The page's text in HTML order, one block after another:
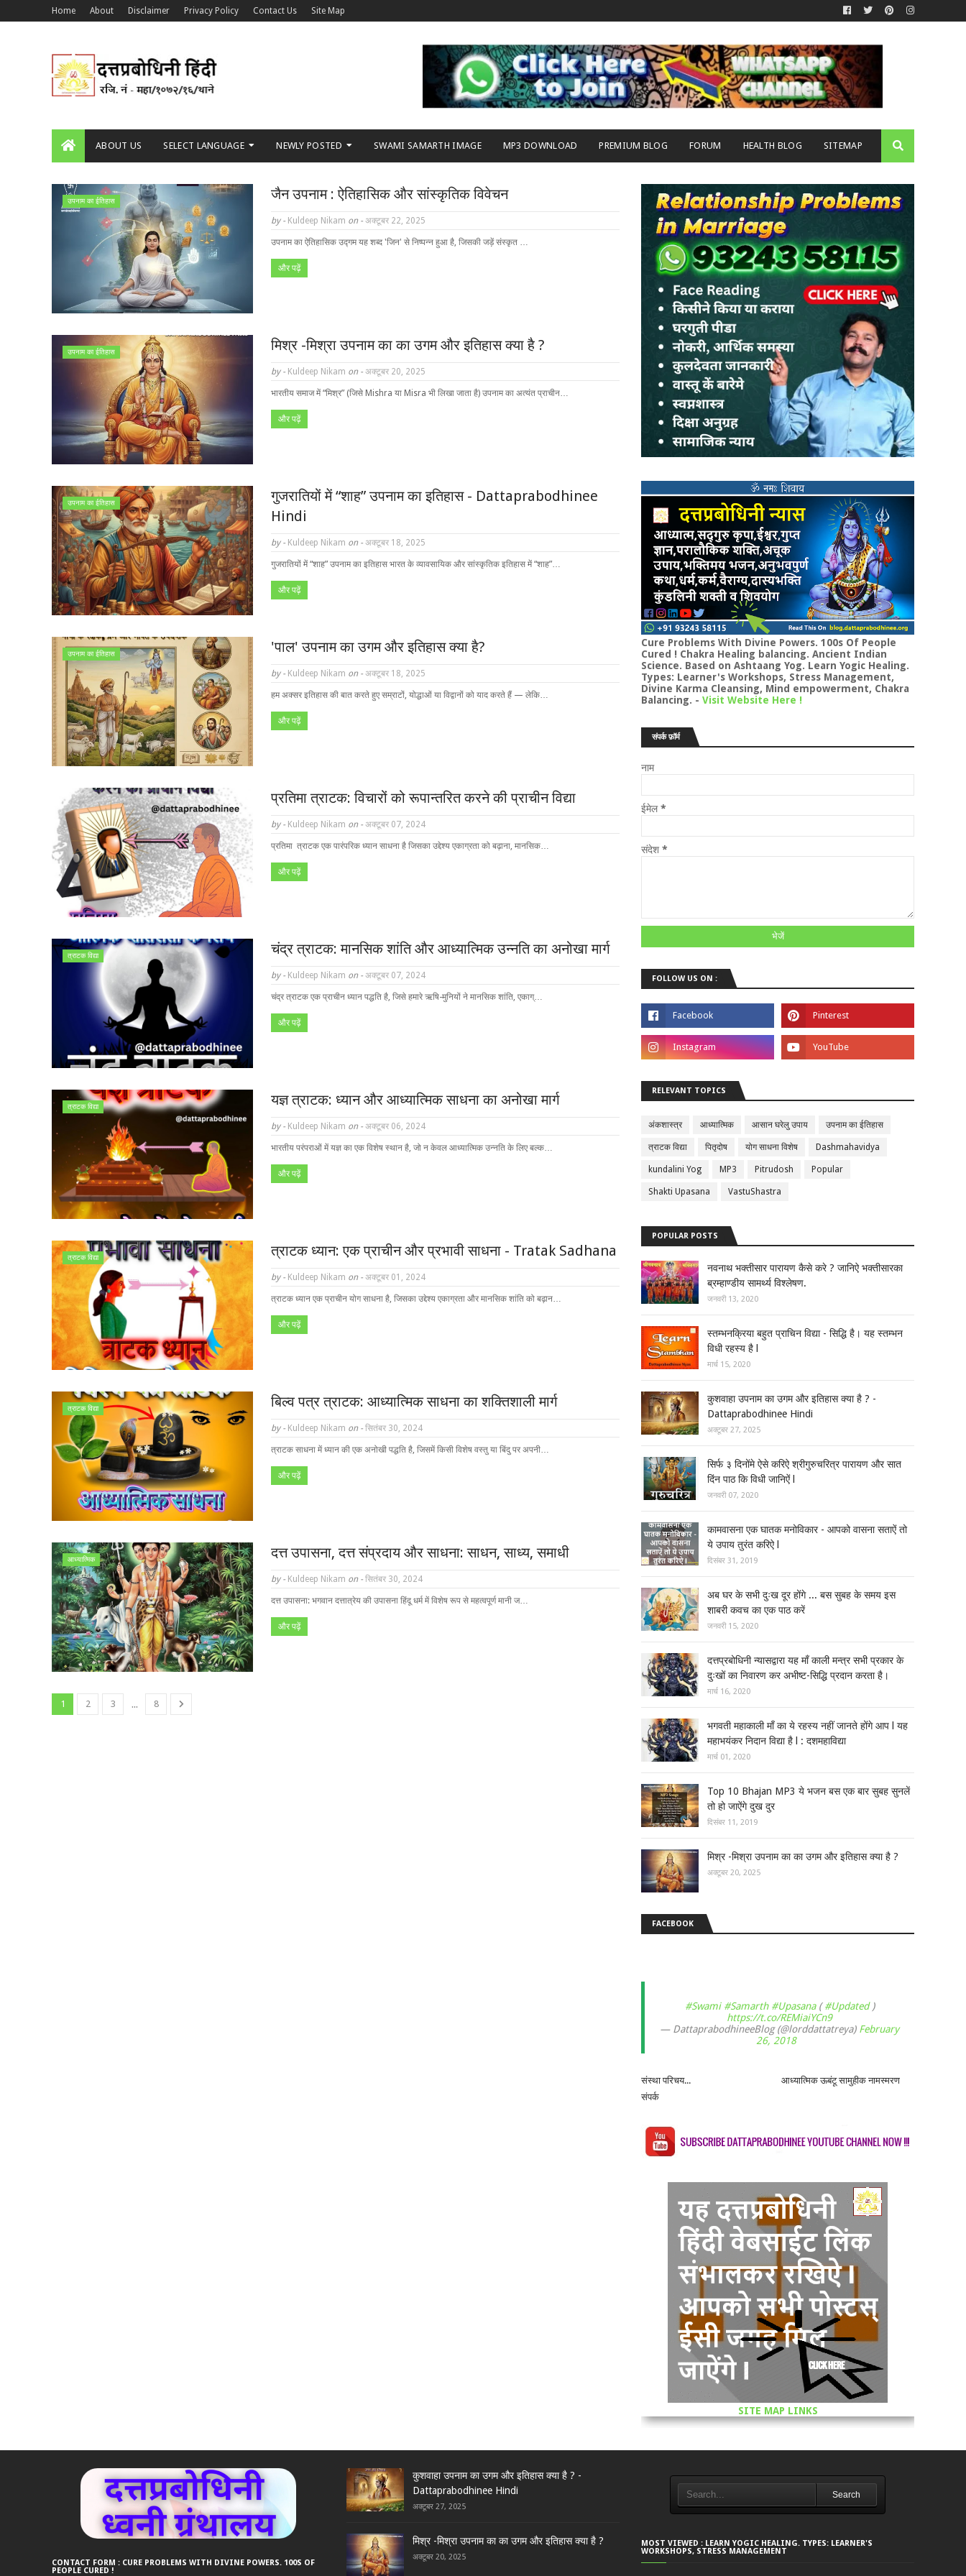
Home About Disclaimer Privacy Policy Contact Us Site Map
ABOUT US SELECT LANGUAGE NEWLY POSTED SWAMI SAMARTH IMAGE MP3 DOWNLOAD PREMIUM BLOG FORUM HEALTH BLOG SITEMAP
उपनाम का ईतिहास जैन उपनाम : ऐतिहासिक और सांस्कृतिक विवेचन
by - Kuldeep Nikam on - अक्टूबर 22, 2025
उपनाम का ऐतिहासिक उद्गम यह शब्द 'जिन' से निष्पन्न हुआ है, जिसकी जड़ें संस्कृत …
और पढ़ें
उपनाम का ईतिहास मिश्र -मिश्रा उपनाम का का उगम और इतिहास क्या है ?
by - Kuldeep Nikam on - अक्टूबर 20, 2025
भारतीय समाज में “मिश्र” (जिसे Mishra या Misra भी लिखा जाता है) उपनाम का अत्यंत प्राचीन…
और पढ़ें
उपनाम का ईतिहास
गुजरातियों में “शाह” उपनाम का इतिहास - Dattaprabodhinee
Hindi
by - Kuldeep Nikam on - अक्टूबर 18, 2025
गुजरातियों में “शाह” उपनाम का इतिहास भारत के व्यावसायिक और सांस्कृतिक इतिहास में “शाह”…
और पढ़ें
उपनाम का ईतिहास 'पाल' उपनाम का उगम और इतिहास क्या है?
by - Kuldeep Nikam on - अक्टूबर 18, 2025
हम अक्सर इतिहास की बात करते हुए सम्राटों, योद्धाओं या विद्वानों को याद करते हैं — लेकि…
और पढ़ें
प्रतिमा त्राटक: विचारों को रूपान्तरित करने की प्राचीन विद्या
by - Kuldeep Nikam on - अक्टूबर 07, 2024
प्रतिमा त्राटक एक पारंपरिक ध्यान साधना है जिसका उद्देश्य एकाग्रता को बढ़ाना, मानसिक…
और पढ़ें
त्राटक विद्या चंद्र त्राटक: मानसिक शांति और आध्यात्मिक उन्नति का अनोखा मार्ग
by - Kuldeep Nikam on - अक्टूबर 07, 2024
चंद्र त्राटक एक प्राचीन ध्यान पद्धति है, जिसे हमारे ऋषि-मुनियों ने मानसिक शांति, एकाग्…
और पढ़ें
त्राटक विद्या यज्ञ त्राटक: ध्यान और आध्यात्मिक साधना का अनोखा मार्ग
by - Kuldeep Nikam on - अक्टूबर 06, 2024
भारतीय परंपराओं में यज्ञ का एक विशेष स्थान है, जो न केवल आध्यात्मिक उन्नति के लिए बल्क…
और पढ़ें
त्राटक विद्या त्राटक ध्यान: एक प्राचीन और प्रभावी साधना - Tratak Sadhana
by - Kuldeep Nikam on - अक्टूबर 01, 2024
त्राटक ध्यान एक प्राचीन योग साधना है, जिसका उद्देश्य एकाग्रता और मानसिक शांति को बढ़ान…
और पढ़ें
त्राटक विद्या बिल्व पत्र त्राटक: आध्यात्मिक साधना का शक्तिशाली मार्ग
by - Kuldeep Nikam on - सितंबर 30, 2024
त्राटक साधना में ध्यान की एक अनोखी पद्धति है, जिसमें किसी विशेष वस्तु या बिंदु पर अपनी…
और पढ़ें
आध्यात्मिक दत्त उपासना, दत्त संप्रदाय और साधना: साधन, साध्य, समाधी
by - Kuldeep Nikam on - सितंबर 30, 2024
दत्त उपासना: भगवान दत्तात्रेय की उपासना हिंदू धर्म में विशेष रूप से महत्वपूर्ण मानी ज…
और पढ़ें
1 2 3 ... 8
Cure Problems With Divine Powers. 100s Of People
Cured ! Chakra Healing balancing. Ancient Indian
Science. Based on Ashtaang Yog. Learn Yogic Healing.
Types: Learner's Workshops, Stress Management,
Divine Karma Cleansing, Mind empowerment, Chakra
Balancing. - Visit Website Here !
संपर्क फ़ॉर्म
नाम
ईमेल*
संदेश *
FOLLOW US ON :
RELEVANT TOPICS
अंकशास्त्र आध्यात्मिक आसान घरेलु उपाय उपनाम का ईतिहास
त्राटक विद्या पितृदोष योग साधना विशेष Dashmahavidya
kundalini Yog MP3 Pitrudosh Popular
Shakti Upasana VastuShastra
POPULAR POSTS
नवनाथ भक्तीसार पारायण कैसे करे ? जानिऐ भक्तीसारका
ब्रम्हाण्डीय सामर्थ्य विश्लेषण.
जनवरी 13, 2020
स्तम्भनक्रिया बहुत प्राचिन विद्या - सिद्धि है। यह स्तम्भन
विधी रहस्य है l
मार्च 15, 2020
कुशवाहा उपनाम का उगम और इतिहास क्या है ? -
Dattaprabodhinee Hindi
अक्टूबर 27, 2025
सिर्फ ३ दिनोंमे ऐसे करिऐ श्रीगुरुचरित्र पारायण और सात
दिंन पाठ कि विधी जानिऐं l
जनवरी 07, 2020
कामवासना एक घातक मनोविकार - आपको वासना सताऐं तो
ये उपाय तुरंत करिऐ l
दिसंबर 31, 2019
अब घर के सभी दुःख दूर होंगे ... बस सुबह के समय इस
शाबरी कवच का एक पाठ करें
जनवरी 15, 2020
दत्तप्रबोधिनी न्यासद्वारा यह माँ काली मन्त्र सभी प्रकार के
दुःखों का निवारण कर अभीष्ट-सिद्धि प्रदान करता है।
मार्च 16, 2020
भगवती महाकाली माँ का ये रहस्य नहीं जानते होंगे आप l यह
महाभयंकर निदान विद्या है l : दशमहाविद्या
मार्च 01, 2020
Top 10 Bhajan MP3 ये भजन बस एक बार सुबह सुनलें
तो हो जाऐंगे दुख दुर
दिसंबर 11, 2019
मिश्र -मिश्रा उपनाम का का उगम और इतिहास क्या है ?
अक्टूबर 20, 2025
FACEBOOK
#Swami #Samarth #Upasana(#Updated)
https://t.co/REMiaiYCn9
— DattaprabodhineeBlog (@lorddattatreya) February
26, 2018
संस्था परिचय...
आध्यात्मिक ऊबंटू सामुहीक नामस्मरण
संपर्क
SITE MAP LINKS
CONTACT FORM : CURE PROBLEMS WITH DIVINE POWERS. 100S OF
PEOPLE CURED !
कुशवाहा उपनाम का उगम और इतिहास क्या है ? -
Dattaprabodhinee Hindi
अक्टूबर 27, 2025
मिश्र -मिश्रा उपनाम का का उगम और इतिहास क्या है ?
अक्टूबर 20, 2025
Search
MOST VIEWED : LEARN YOGIC HEALING. TYPES: LEARNER'S
WORKSHOPS, STRESS MANAGEMENT